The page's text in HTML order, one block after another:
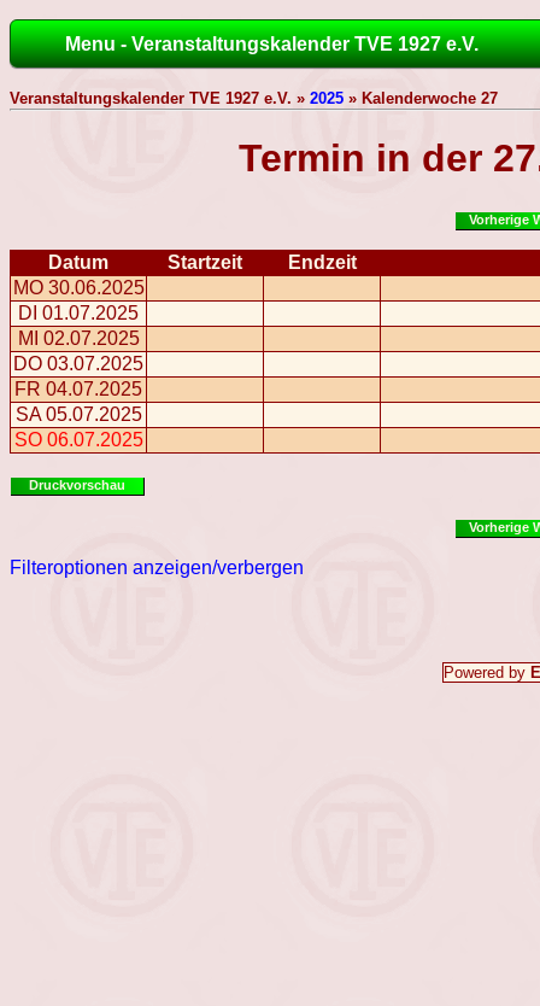
Menu - Veranstaltungskalender TVE 1927 e.V.
Veranstaltungskalender TVE 1927 e.V. » 2025 » Kalenderwoche 27
Termin in der
Vorherige
Datum Startzeit
Endzeit
MO 30.06.2025
DI 01.07.2025
MI 02.07.2025
DO 03.07.2025
FR 04.07.2025
SA 05.07.2025
SO 06.07.2025
Druckvorschau
Vorherige
Filteroptionen anzeigen/verbergen
Powered by